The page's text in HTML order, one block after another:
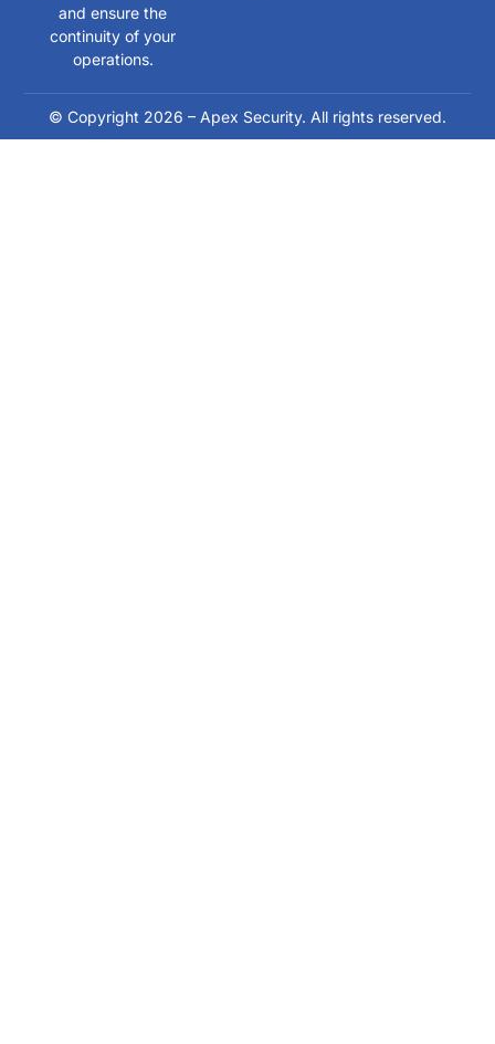
and ensure the
continuity of your
operations.
© Copyright 2026 – Apex Security. All rights reserved.